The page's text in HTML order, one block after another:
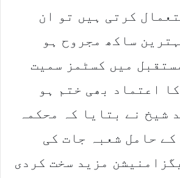
کرتی ہیں تو ان
ساکھ مجروح ہو
میں کسٹمز سمیت
اعتماد بھی ختم ہو
شیخ نے بتایا کہ محکمہ
حامل شعبہ جات کی
مزید سخت کردی